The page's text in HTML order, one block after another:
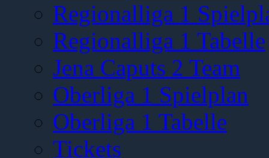
Regionalliga 1
Regionalliga 1 Tabelle
Jena Caputs 2 Team
Oberliga 1 Spielplan
Oberliga 1 Tabelle
Tickets